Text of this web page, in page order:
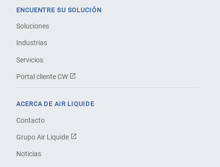
ENCUENTRE SU SOLUCIÓN
Soluciones
Industrias
Servicios
Portal cliente CW
ACERCA DE AIR LIQUIDE
Contacto
Grupo Air Liquide
Noticias